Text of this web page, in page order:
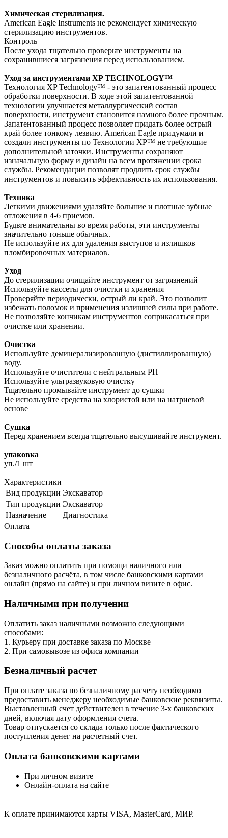
Химическая стерилизация.
American Eagle Instruments не рекомендует химическую
стерилизацию инструментов.
Контроль
После ухода тщательно проверьте инструменты на
сохранившиеся загрязнения перед использованием.
Уход за инструментами XP TECHNOLOGY™
Технология XP Technology™ - это запатентованный процесс
обработки поверхности. В ходе этой запатентованной
технологии улучшается металлургический состав
поверхности, инструмент становится намного более прочным.
Запатентованный процесс позволяет придать более острый
край более тонкому лезвию. American Eagle придумали и
создали инструменты по Технологии XP™ не требующие
дополнительной заточки. Инструменты сохраняют
изначальную форму и дизайн на всем протяжении срока
службы. Рекомендации позволят продлить срок службы
инструментов и повысить эффективность их использования.
Техника
Легкими движениями удаляйте большие и плотные зубные
отложения в 4-6 приемов.
Будьте внимательны во время работы, эти инструменты
значительно тоньше обычных.
Не используйте их для удаления выступов и излишков
пломбировочных материалов.
Уход
До стерилизации очищайте инструмент от загрязнений
Используйте кассеты для очистки и хранения
Проверяйте периодически, острый ли край. Это позволит
избежать поломок и применения излишней силы при работе.
Не позволяйте кончикам инструментов соприкасаться при
очистке или хранении.
Очистка
Используйте деминерализированную (дистиллированную)
воду.
Используйте очистители с нейтральным PH
Используйте ультразвуковую очистку
Тщательно промывайте инструмент до сушки
Не используйте средства на хлористой или на натриевой
основе
Сушка
Перед хранением всегда тщательно высушивайте инструмент.
упаковка
уп./1 шт
Характеристики
Вид продукции Экскаватор
Тип продукции Экскаватор
Назначение
Диагностика
Оплата
Способы оплаты заказа
Заказ можно оплатить при помощи наличного или
безналичного расчёта, в том числе банковскими картами
онлайн (прямо на сайте) и при личном визите в офис.
Наличными при получении
Оплатить заказ наличными возможно следующими
способами:
1. Курьеру при доставке заказа по Москве
2. При самовывозе из офиса компании
Безналичный расчет
При оплате заказа по безналичному расчету необходимо
предоставить менеджеру необходимые банковские реквизиты.
Выставленный счет действителен в течение 3-х банковских
дней, включая дату оформления cчета.
Товар отпускается со склада только после фактического
поступления денег на расчетный счет.
Оплата банковскими картами
При личном визите
Онлайн-оплата на сайте
К оплате принимаются карты VISA, MasterCard, МИР.